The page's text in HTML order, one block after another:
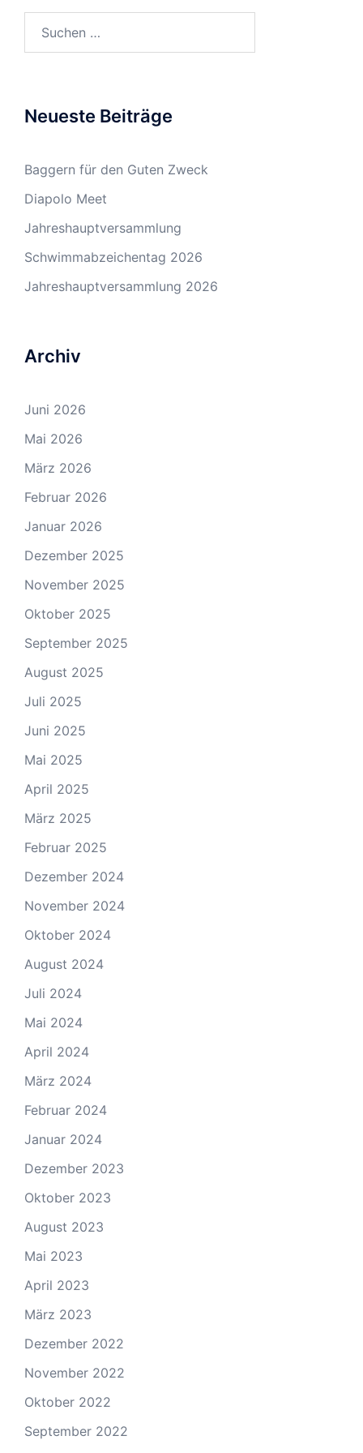
Neueste Beiträge
Baggern für den Guten Zweck
Diapolo Meet
Jahreshauptversammlung
Schwimmabzeichentag 2026
Jahreshauptversammlung 2026
Archiv
Juni 2026
Mai 2026
März 2026
Februar 2026
Januar 2026
Dezember 2025
November 2025
Oktober 2025
September 2025
August 2025
Juli 2025
Juni 2025
Mai 2025
April 2025
März 2025
Februar 2025
Dezember 2024
November 2024
Oktober 2024
August 2024
Juli 2024
Mai 2024
April 2024
März 2024
Februar 2024
Januar 2024
Dezember 2023
Oktober 2023
August 2023
Mai 2023
April 2023
März 2023
Dezember 2022
November 2022
Oktober 2022
September 2022